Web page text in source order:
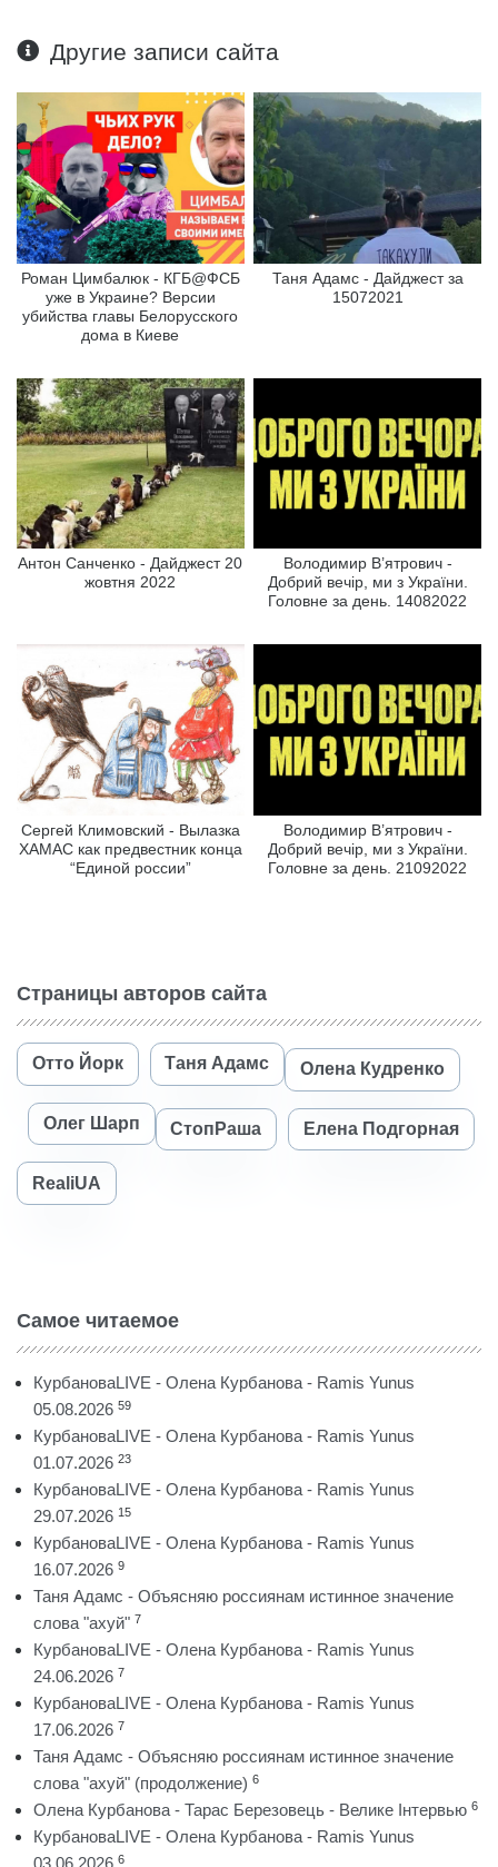
Другие записи сайта
Роман Цимбалюк - КГБ@ФСБ
уже в Украине? Версии
убийства главы Белорусского
дома в Киеве
Таня Адамс - Дайджест за
15072021
Антон Санченко - Дайджест 20
жовтня 2022
Володимир В’ятрович -
Добрий вечір, ми з України.
Головне за день. 14082022
Сергей Климовский - Вылазка
ХАМАС как предвестник конца
“Единой россии”
Володимир В’ятрович -
Добрий вечір, ми з України.
Головне за день. 21092022
Страницы авторов сайта
Отто Йорк Таня Адамс Олена Кудренко
Олег Шарп СтопРаша Елена Подгорная
RealiUA
Самое читаемое
КурбановаLIVE - Олена Курбанова - Ramis Yunus
05.08.2026 59
КурбановаLIVE - Олена Курбанова - Ramis Yunus
01.07.2026 23
КурбановаLIVE - Олена Курбанова - Ramis Yunus
29.07.2026 15
КурбановаLIVE - Олена Курбанова - Ramis Yunus
16.07.2026 9
Таня Адамс - Объясняю россиянам истинное значение
слова "ахуй" 7
КурбановаLIVE - Олена Курбанова - Ramis Yunus
24.06.2026 7
КурбановаLIVE - Олена Курбанова - Ramis Yunus
17.06.2026 7
Таня Адамс - Объясняю россиянам истинное значение
слова "ахуй" (продолжение) 6
Олена Курбанова - Тарас Березовець - Велике Інтервью 6
КурбановаLIVE - Олена Курбанова - Ramis Yunus
6